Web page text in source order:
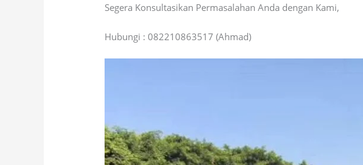
Segera Konsultasikan Permasalahan Anda dengan Kami,
Hubungi : 082210863517 (Ahmad)